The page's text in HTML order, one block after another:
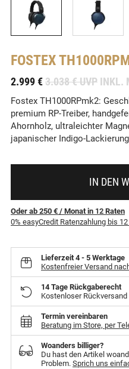
FOSTEX
2.999 €3.038 € UVP INKL.
Fostex TH1000RPmk2:
premium RP-Treiber,
Ahornholz, ultraleichter
japanischer Indigo-
IN DEN
Oder ab 250 € / Monatin 12 Raten
0% easyCredit Ratenzahlung bis
Lieferzeit4 - 5 Werktage
Kostenfreier Versand
14 Tage Rückgaberecht
Kostenloser Rückversand
Termin vereinbaren
Beratung im Store, per
Woanders billiger?
Du hast den Artikel
Problem. Sprich uns